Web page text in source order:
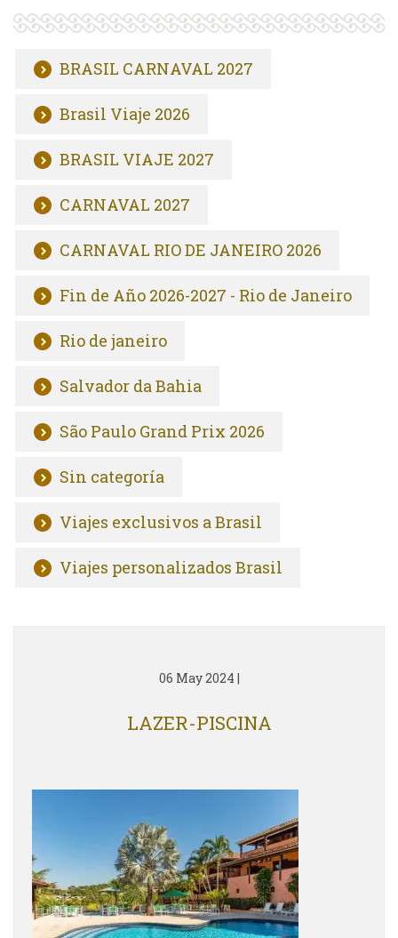
BRASIL CARNAVAL 2027
Brasil Viaje 2026
BRASIL VIAJE 2027
CARNAVAL 2027
CARNAVAL RIO DE JANEIRO 2026
Fin de Año 2026-2027 - Rio de Janeiro
Rio de janeiro
Salvador da Bahia
São Paulo Grand Prix 2026
Sin categoría
Viajes exclusivos a Brasil
Viajes personalizados Brasil
06 May 2024 |
LAZER-PISCINA